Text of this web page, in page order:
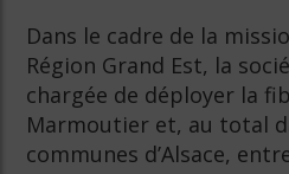
Dans le cadre de la
Région Grand Est, la
chargée de déployer la
Marmoutier et, au total
communes d’Alsace,